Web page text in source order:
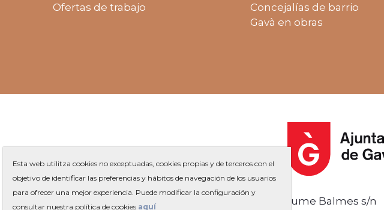
Ofertas de trabajo
Concejalías de barrio
Gavà en obras
Plaza de Jaume Balmes s/n
Esta web utilitza cookies no exceptuadas, cookies propias y de terceros con el
objetivo de identificar las preferencias y hábitos de navegación de los usuarios
para ofrecer una mejor experiencia. Puede modificar la configuración y
consultar nuestra política de cookies aquí